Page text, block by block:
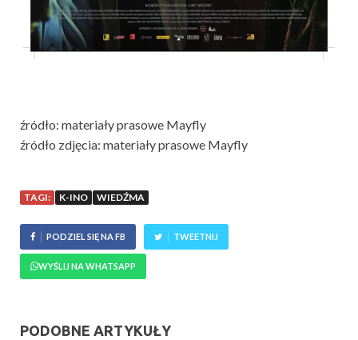
źródło: materiały prasowe Mayfly
źródło zdjęcia: materiały prasowe Mayfly
TAGI: K-INO WIEDŹMA
PODZIEL SIĘ NA FB TWEETNIJ
WYŚLIJ NA WHATSAPP
PODOBNE ARTYKUŁY